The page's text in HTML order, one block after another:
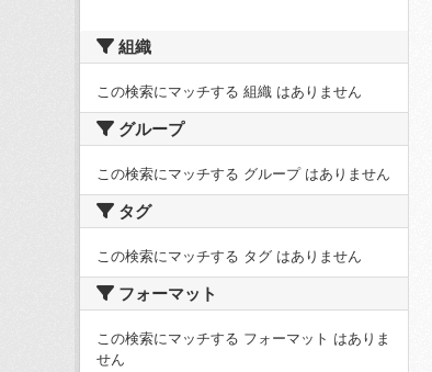
組織
この検索にマッチする 組織 はありません
グループ
この検索にマッチする グループ はありません
タグ
この検索にマッチする タグ はありません
フォーマット
この検索にマッチする フォーマット はありま
せん